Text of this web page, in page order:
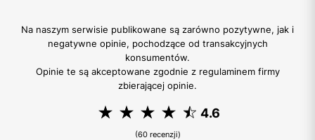
Na naszym serwisie publikowane są zarówno pozytywne, jak i
negatywne opinie, pochodzące od transakcyjnych
konsumentów.
Opinie te są akceptowane zgodnie z regulaminem firmy
zbierającej opinie.
4.6
(60 recenzji)